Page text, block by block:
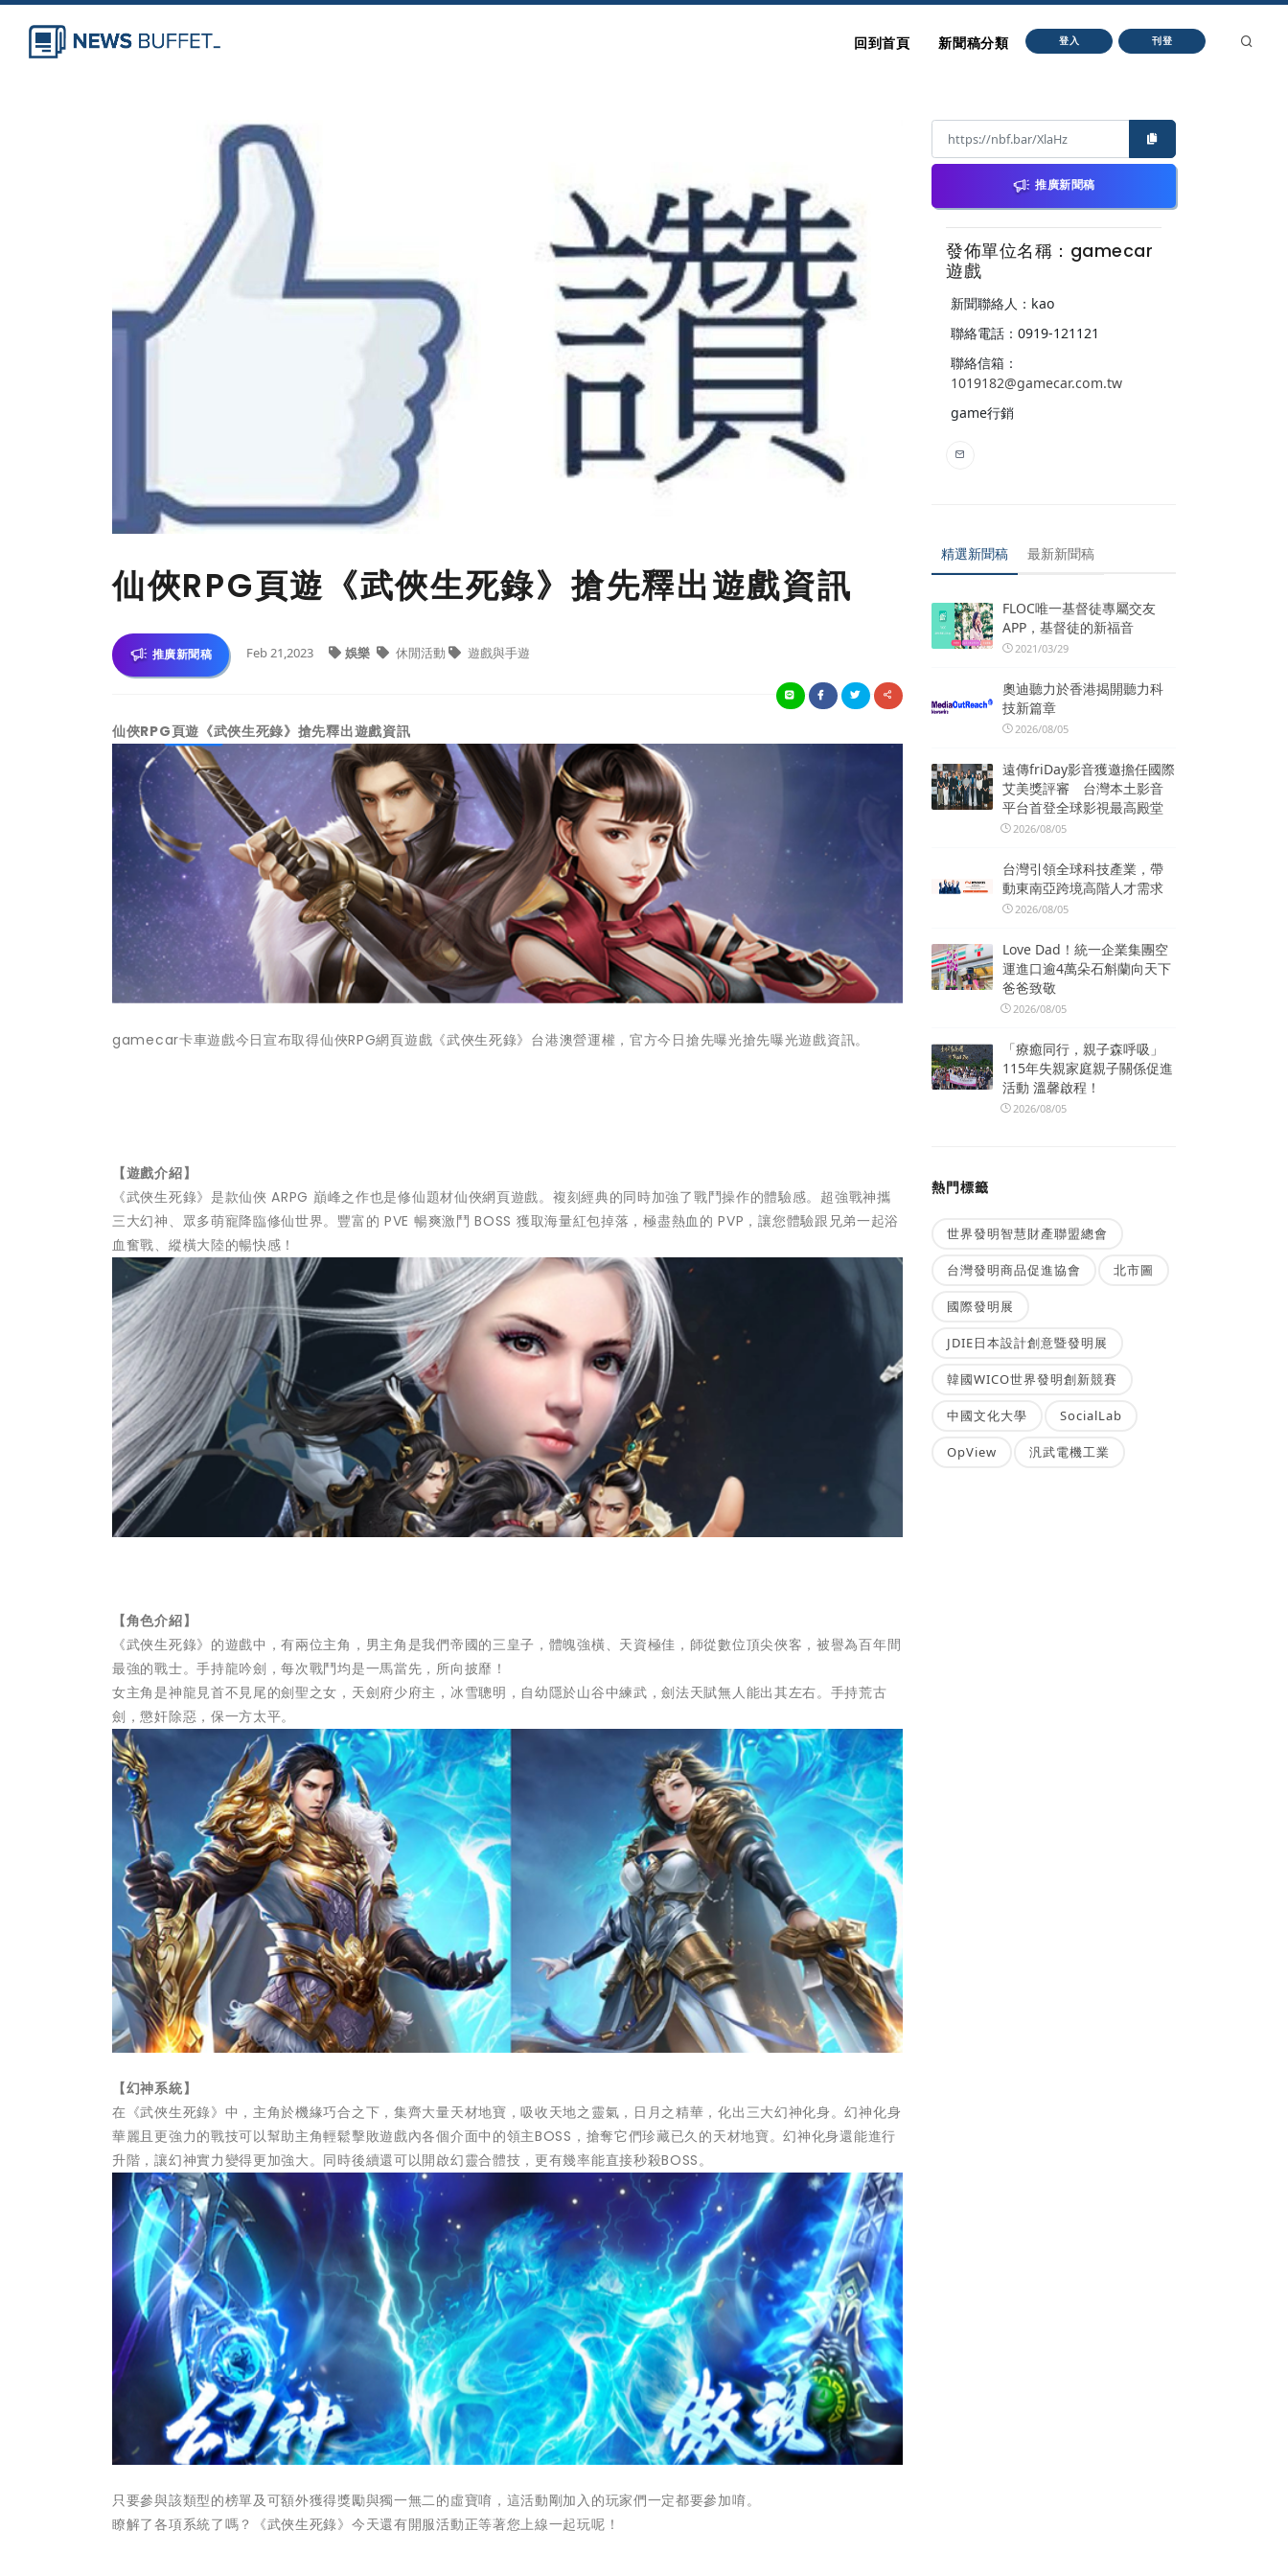
回到首頁 新聞稿分類 登入 刊登
仙俠RPG頁遊《武俠生死錄》搶先釋出遊戲資訊
推廣新聞稿 Feb 21,2023 娛樂 休閒活動 遊戲與手遊
仙俠RPG頁遊《武俠生死錄》搶先釋出遊戲資訊
gamecar卡車遊戲今日宣布取得仙俠RPG網頁遊戲《武俠生死錄》台港澳營運權，官方今日搶先曝光搶先曝光遊戲資訊。
【遊戲介紹】
《武俠生死錄》是款仙俠 ARPG 巔峰之作也是修仙題材仙俠網頁遊戲。複刻經典的同時加強了戰鬥操作的體驗感。超強戰神攜
三大幻神、眾多萌寵降臨修仙世界。豐富的 PVE 暢爽激鬥 BOSS 獲取海量紅包掉落，極盡熱血的 PVP，讓您體驗跟兄弟一起浴
血奮戰、縱橫大陸的暢快感！
【角色介紹】
《武俠生死錄》的遊戲中，有兩位主角，男主角是我們帝國的三皇子，體魄強橫、天資極佳，師從數位頂尖俠客，被譽為百年間
最強的戰士。手持龍吟劍，每次戰鬥均是一馬當先，所向披靡！
女主角是神龍見首不見尾的劍聖之女，天劍府少府主，冰雪聰明，自幼隱於山谷中練武，劍法天賦無人能出其左右。手持荒古
劍，懲奸除惡，保一方太平。
【幻神系統】
在《武俠生死錄》中，主角於機緣巧合之下，集齊大量天材地寶，吸收天地之靈氣，日月之精華，化出三大幻神化身。幻神化身
華麗且更強力的戰技可以幫助主角輕鬆擊敗遊戲內各個介面中的領主BOSS，搶奪它們珍藏已久的天材地寶。幻神化身還能進行
升階，讓幻神實力變得更加強大。同時後續還可以開啟幻靈合體技，更有幾率能直接秒殺BOSS。
只要參與該類型的榜單及可額外獲得獎勵與獨一無二的虛寶唷，這活動剛加入的玩家們一定都要參加唷。
瞭解了各項系統了嗎？《武俠生死錄》今天還有開服活動正等著您上線一起玩呢！
推廣新聞稿
發佈單位名稱：gamecar
遊戲
新聞聯絡人：kao
聯絡電話：0919-121121
聯絡信箱：
1019182@gamecar.com.tw
game行銷
精選新聞稿 最新新聞稿
FLOC唯一基督徒專屬交友
APP，基督徒的新福音
2021/03/29
奧迪聽力於香港揭開聽力科
技新篇章
2026/08/05
遠傳friDay影音獲邀擔任國際
艾美獎評審 台灣本土影音
平台首登全球影視最高殿堂
2026/08/05
台灣引領全球科技產業，帶
動東南亞跨境高階人才需求
2026/08/05
Love Dad！統一企業集團空
運進口逾4萬朵石斛蘭向天下
爸爸致敬
2026/08/05
「療癒同行，親子森呼吸」
115年失親家庭親子關係促進
活動 溫馨啟程！
2026/08/05
熱門標籤
世界發明智慧財產聯盟總會
台灣發明商品促進協會 北市圖
國際發明展
JDIE日本設計創意暨發明展
韓國WICO世界發明創新競賽
中國文化大學 SocialLab
OpView 汎武電機工業